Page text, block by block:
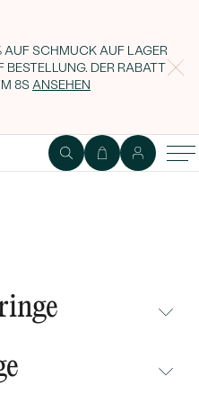
AUF SCHMUCK AUF LAGER
DER RABATT
7SANSEHEN